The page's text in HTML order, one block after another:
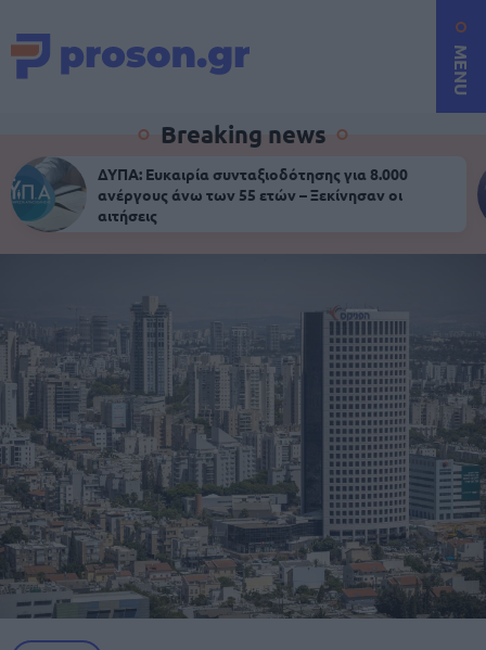
MENU
Breaking news
ΔΥΠΑ: Ευκαιρία συνταξιοδότησης για 8.000
ανέργους άνω των 55 ετών – Ξεκίνησαν οι
αιτήσεις